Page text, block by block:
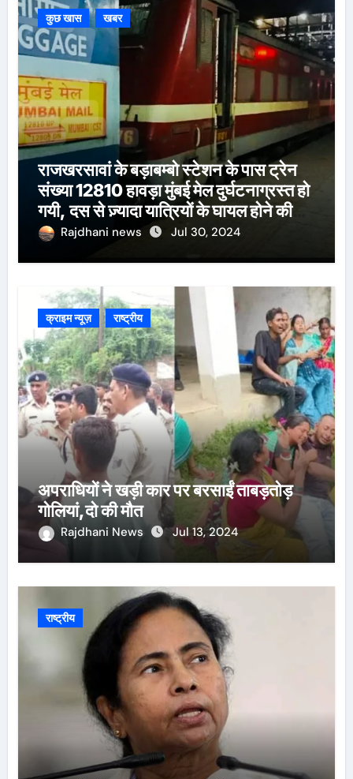
कुछ खास खबर
राजखरसावां के बड़ाबम्बो स्टेशन के पास ट्रेन
संख्या 12810 हावड़ा मुंबई मेल दुर्घटनाग्रस्त हो
गयी, दस से ज़्यादा यात्रियों के घायल होने की
खबर।सरायकेला के वरीय पदाधिकारी
Rajdhani news Jul 30, 2024
क्राइम न्यूज़ राष्ट्रीय
अपराधियों ने खड़ी कार पर बरसाईं ताबड़तोड़
गोलियां,दो की मौत
Rajdhani News Jul 13, 2024
राष्ट्रीय